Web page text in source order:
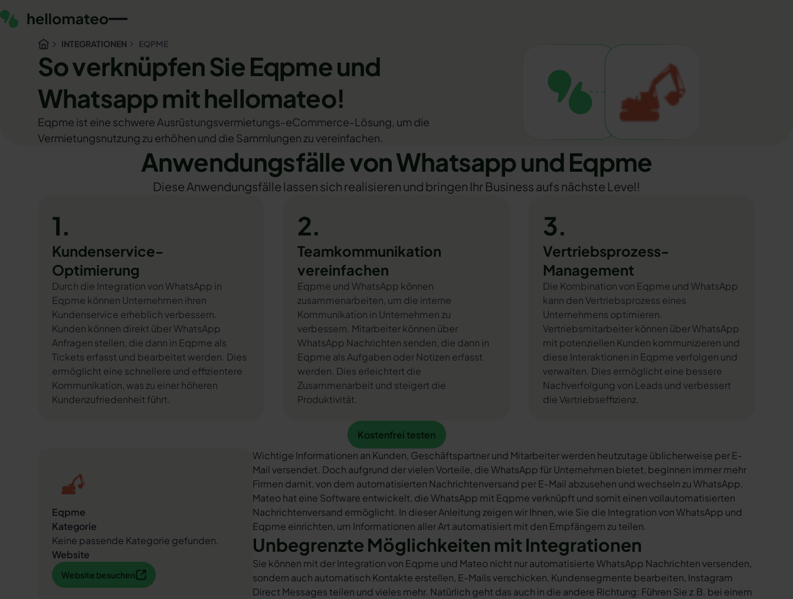
INTEGRATIONEN EQPME
So verknüpfen Sie Eqpme und
Whatsapp mit hellomateo!
Eqpme ist eine schwere Ausrüstungsvermietungs-eCommerce-Lösung, um die
Vermietungsnutzung zu erhöhen und die Sammlungen zu vereinfachen.
Anwendungsfälle von Whatsapp und Eqpme
Diese Anwendungsfälle lassen sich realisieren und bringen Ihr Business aufs nächste Level!
1.
Kundenservice-
Optimierung
Durch die Integration von WhatsApp in
Eqpme können Unternehmen ihren
Kundenservice erheblich verbessern.
Kunden können direkt über WhatsApp
Anfragen stellen, die dann in Eqpme als
Tickets erfasst und bearbeitet werden. Dies
ermöglicht eine schnellere und effizientere
Kommunikation, was zu einer höheren
Kundenzufriedenheit führt.
2.
Teamkommunikation
vereinfachen
Eqpme und WhatsApp können
zusammenarbeiten, um die interne
Kommunikation in Unternehmen zu
verbessern. Mitarbeiter können über
WhatsApp Nachrichten senden, die dann in
Eqpme als Aufgaben oder Notizen erfasst
werden. Dies erleichtert die
Zusammenarbeit und steigert die
Produktivität.
3.
Vertriebsprozess-
Management
Die Kombination von Eqpme und WhatsApp
kann den Vertriebsprozess eines
Unternehmens optimieren.
Vertriebsmitarbeiter können über WhatsApp
mit potenziellen Kunden kommunizieren und
diese Interaktionen in Eqpme verfolgen und
verwalten. Dies ermöglicht eine bessere
Nachverfolgung von Leads und verbessert
die Vertriebseffizienz.
Kostenfrei testen
Kostenfrei testen
Eqpme
Kategorie
Keine passende Kategorie gefunden.
Website
Website besuchen
Website besuchen
Wichtige Informationen an Kunden, Geschäftspartner und Mitarbeiter werden heutzutage üblicherweise per E-
Mail versendet. Doch aufgrund der vielen Vorteile, die WhatsApp für Unternehmen bietet, beginnen immer mehr
Firmen damit, von dem automatisierten Nachrichtenversand per E-Mail abzusehen und wechseln zu WhatsApp.
Mateo hat eine Software entwickelt, die WhatsApp mit Eqpme verknüpft und somit einen vollautomatisierten
Nachrichtenversand ermöglicht. In dieser Anleitung zeigen wir Ihnen, wie Sie die Integration von WhatsApp und
Eqpme einrichten, um Informationen aller Art automatisiert mit den Empfängern zu teilen.
Unbegrenzte Möglichkeiten mit Integrationen
Sie können mit der Integration von Eqpme und Mateo nicht nur automatisierte WhatsApp Nachrichten versenden,
sondern auch automatisch Kontakte erstellen, E-Mails verschicken, Kundensegmente bearbeiten, Instagram
Direct Messages teilen und vieles mehr. Natürlich geht das auch in die andere Richtung: Führen Sie z.B. bei einem